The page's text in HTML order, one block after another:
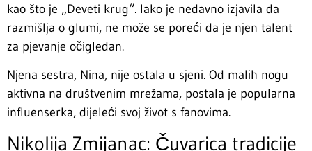
kao što je „Deveti krug“. Iako je nedavno izjavila da
razmišlja o glumi, ne može se poreći da je njen talent
za pjevanje očigledan.
Njena sestra, Nina, nije ostala u sjeni. Od malih nogu
aktivna na društvenim mrežama, postala je popularna
influenserka, dijeleći svoj život s fanovima.
Nikolija Zmijanac: Čuvarica tradicije